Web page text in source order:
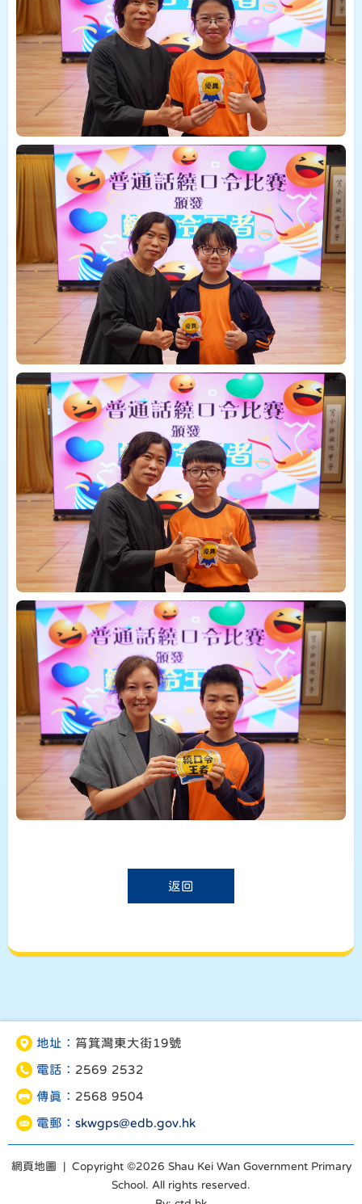
返回
地址： 筲箕灣東大街19號
電話： 2569 2532
傳真： 2568 9504
電郵： skwgps@edb.gov.hk
網頁地圖 | Copyright ©2026 Shau Kei Wan Government Primary
School. All rights reserved.